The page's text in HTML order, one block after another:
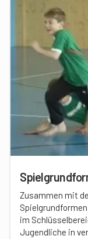
Zusammen mit
im
Jugendliche in